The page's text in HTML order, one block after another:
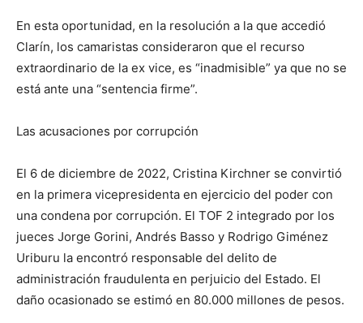
En esta oportunidad, en la resolución a la que accedió
Clarín, los camaristas consideraron que el recurso
extraordinario de la ex vice, es “inadmisible” ya que no se
está ante una “sentencia firme”.
Las acusaciones por corrupción
El 6 de diciembre de 2022, Cristina Kirchner se convirtió
en la primera vicepresidenta en ejercicio del poder con
una condena por corrupción. El TOF 2 integrado por los
jueces Jorge Gorini, Andrés Basso y Rodrigo Giménez
Uriburu la encontró responsable del delito de
administración fraudulenta en perjuicio del Estado. El
daño ocasionado se estimó en 80.000 millones de pesos.